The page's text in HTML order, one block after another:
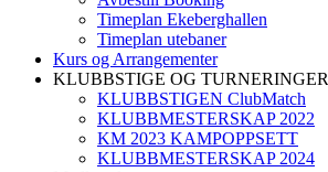
Timeplan Ekeberghallen
Timeplan utebaner
Kurs og Arrangementer
KLUBBSTIGE OG TURNERINGER
KLUBBSTIGEN ClubMatch
KLUBBMESTERSKAP 2022
KM 2023 KAMPOPPSETT
KLUBBMESTERSKAP 2024